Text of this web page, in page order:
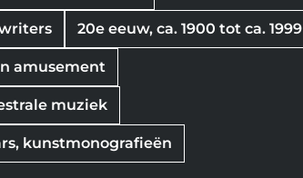
20e eeuw, ca. 1900 tot ca. 1999
amusement
muziek
kunstmonografieën